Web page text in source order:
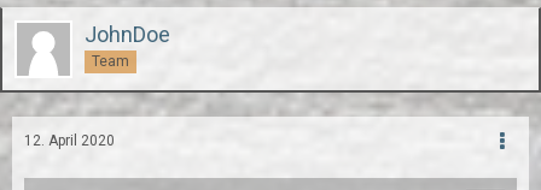
JohnDoe
Team
12. April 2020